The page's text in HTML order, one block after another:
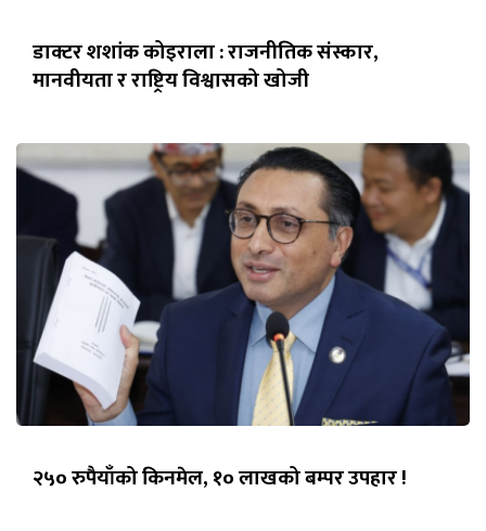
डाक्टर शशांक कोइराला : राजनीतिक संस्कार,
मानवीयता र राष्ट्रिय विश्वासको खोजी
२५० रुपैयाँको किनमेल, १० लाखको बम्पर उपहार !